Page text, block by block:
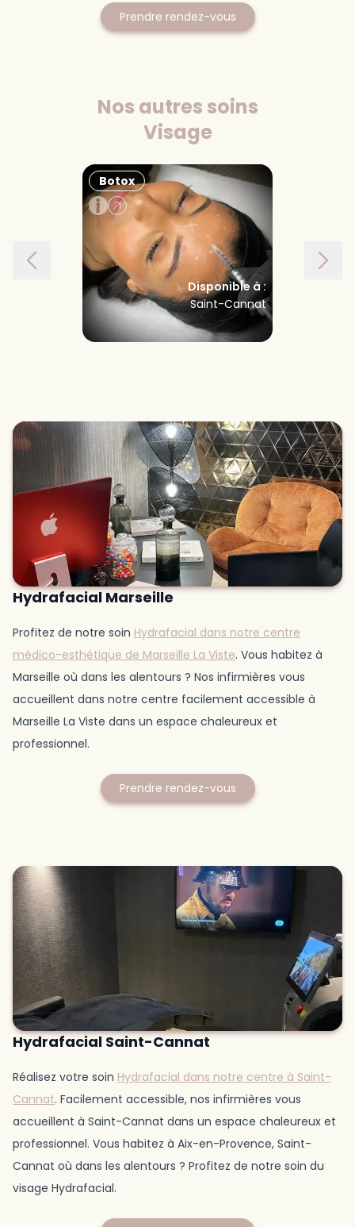
Prendre rendez-vous
Nos autres soins
Visage
Botox
Disponible à :
Saint-Cannat
Hydrafacial Marseille
Profitez de notre soin Hydrafacial dans notre centre
médico-esthétique de Marseille La Viste. Vous habitez à
Marseille où dans les alentours ? Nos infirmières vous
accueillent dans notre centre facilement accessible à
Marseille La Viste dans un espace chaleureux et
professionnel.
Prendre rendez-vous
Hydrafacial Saint-Cannat
Réalisez votre soin Hydrafacial dans notre centre à Saint-
Cannat. Facilement accessible, nos infirmières vous
accueillent à Saint-Cannat dans un espace chaleureux et
professionnel. Vous habitez à Aix-en-Provence, Saint-
Cannat où dans les alentours ? Profitez de notre soin du
visage Hydrafacial.